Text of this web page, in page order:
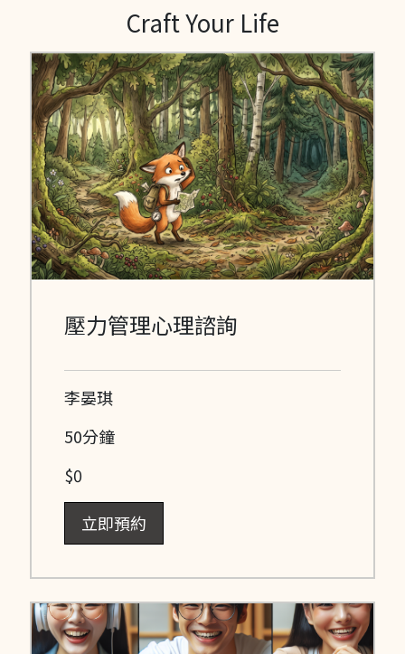
Craft Your Life
壓力管理心理諮詢
李晏琪
50分鐘
$0
立即預約